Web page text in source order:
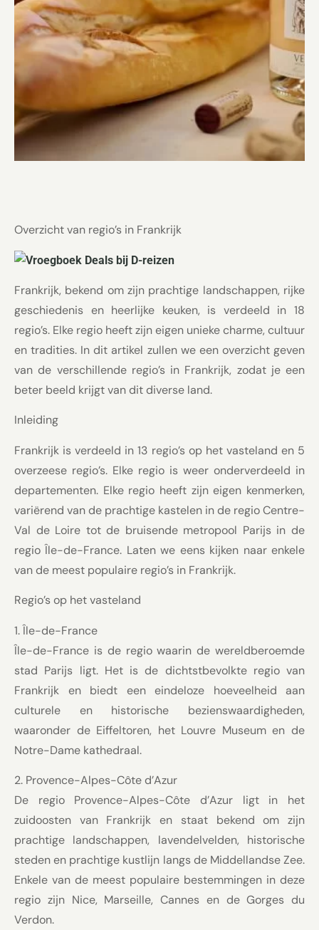
Overzicht van regio’s in Frankrijk
Frankrijk, bekend om zijn prachtige landschappen, rijke
geschiedenis en heerlijke keuken, is verdeeld in 18
regio’s. Elke regio heeft zijn eigen unieke charme, cultuur
en tradities. In dit artikel zullen we een overzicht geven
van de verschillende regio’s in Frankrijk, zodat je een
beter beeld krijgt van dit diverse land.
Inleiding
Frankrijk is verdeeld in 13 regio’s op het vasteland en 5
overzeese regio’s. Elke regio is weer onderverdeeld in
departementen. Elke regio heeft zijn eigen kenmerken,
variërend van de prachtige kastelen in de regio Centre-
Val de Loire tot de bruisende metropool Parijs in de
regio Île-de-France. Laten we eens kijken naar enkele
van de meest populaire regio’s in Frankrijk.
Regio’s op het vasteland
1. Île-de-France
Île-de-France is de regio waarin de wereldberoemde
stad Parijs ligt. Het is de dichtstbevolkte regio van
Frankrijk en biedt een eindeloze hoeveelheid aan
culturele en historische bezienswaardigheden,
waaronder de Eiffeltoren, het Louvre Museum en de
Notre-Dame kathedraal.
2. Provence-Alpes-Côte d’Azur
De regio Provence-Alpes-Côte d’Azur ligt in het
zuidoosten van Frankrijk en staat bekend om zijn
prachtige landschappen, lavendelvelden, historische
steden en prachtige kustlijn langs de Middellandse Zee.
Enkele van de meest populaire bestemmingen in deze
regio zijn Nice, Marseille, Cannes en de Gorges du
Verdon.